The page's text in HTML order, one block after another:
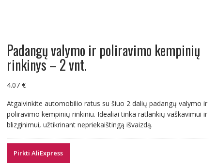
Padangų valymo ir poliravimo kempinių
rinkinys – 2 vnt.
4.07 €
Atgaivinkite automobilio ratus su šiuo 2 dalių padangų valymo ir
poliravimo kempinių rinkiniu. Idealiai tinka ratlankių vaškavimui ir
blizginimui, užtikrinant nepriekaištingą išvaizdą.
Pirkti AliExpress